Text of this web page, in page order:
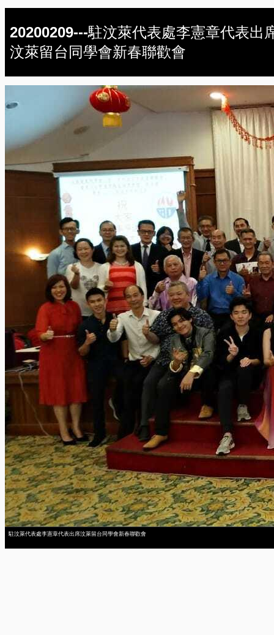
20200209---駐汶萊代表處李憲章代表出
汶萊留台同學會新春聯歡會
駐汶萊代表處李憲章代表出席汶萊留台同學會新春聯歡會